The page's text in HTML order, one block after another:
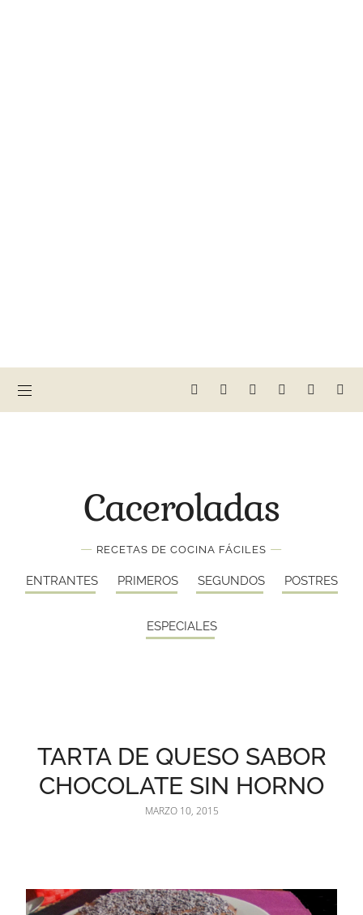
Caceroladas
— RECETAS DE COCINA FÁCILES —
ENTRANTES PRIMEROS SEGUNDOS POSTRES
ESPECIALES
TARTA DE QUESO SABOR
CHOCOLATE SIN HORNO
MARZO 10, 2015